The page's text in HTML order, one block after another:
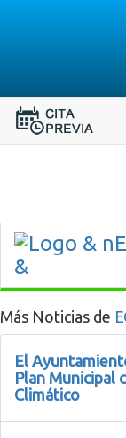
Ir
a
Más Noticias de
El
Plan Municipal
Climático